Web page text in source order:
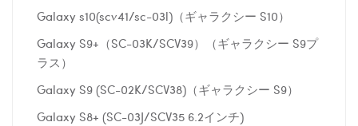
Galaxy s10(scv41/sc-03l)（ギャラクシー S10）
Galaxy S9+（SC-03K/SCV39）（ギャラクシー S9プ
ラス）
Galaxy S9 (SC-02K/SCV38)（ギャラクシー S9）
Galaxy S8+ (SC-03J/SCV35 6.2インチ)